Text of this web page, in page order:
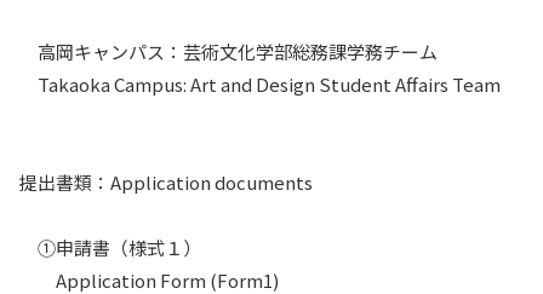
高岡キャンパス：芸術文化学部総務課学務チーム
Takaoka Campus: Art and Design Student Affairs Team
提出書類：Application documents
①申請書（様式１）
Application Form (Form1)